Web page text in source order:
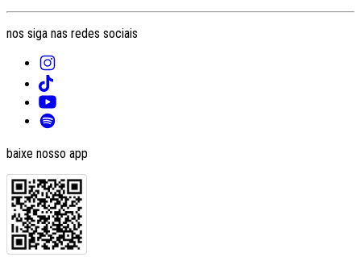
nos siga nas redes sociais
baixe nosso app